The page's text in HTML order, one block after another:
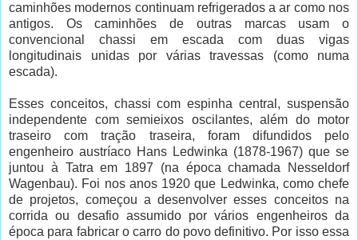
caminhões modernos continuam refrigerados a ar como nos
antigos. Os caminhões de outras marcas usam o
convencional chassi em escada com duas vigas
longitudinais unidas por várias travessas (como numa
escada).
Esses conceitos, chassi com espinha central, suspensão
independente com semieixos oscilantes, além do motor
traseiro com tração traseira, foram difundidos pelo
engenheiro austríaco Hans Ledwinka (1878-1967) que se
juntou à Tatra em 1897 (na época chamada Nesseldorf
Wagenbau). Foi nos anos 1920 que Ledwinka, como chefe
de projetos, começou a desenvolver esses conceitos na
corrida ou desafio assumido por vários engenheiros da
época para fabricar o carro do povo definitivo. Por isso essa